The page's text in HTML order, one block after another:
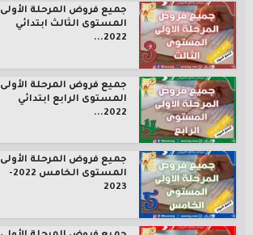
جميع فروض المرحلة الأولى
المستوى الثالث ابتدائي
2022...
جميع فروض المرحلة الأولى
المستوى الرابع ابتدائي
2022...
جميع فروض المرحلة الأولى
المستوى الخامس 2022-
2023